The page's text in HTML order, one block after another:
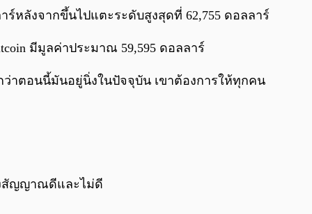
ร์หลังจากขึ้นไปแตะระดับสูงสุดที่ 62,755 ดอลลาร์
มีมูลค่าประมาณ 59,595 ดอลลาร์
ว่าตอนนี้มันอยู่นิ่งในปัจจุบัน เขาต้องการให้ทุกคน
งสัญญาณดีและไม่ดี